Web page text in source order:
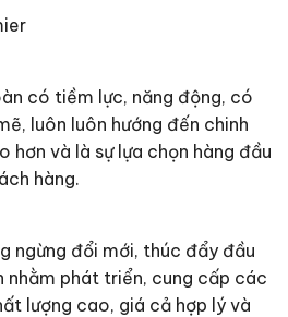
có tiềm lực, năng động, có
luôn luôn hướng đến chinh
hơn và là sự lựa chọn hàng đầu
hàng.
ngừng đổi mới, thúc đẩy đầu
phát triển, cung cấp các
lượng cao, giá cả hợp lý và